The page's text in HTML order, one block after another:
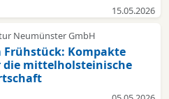
15.05.2026
Neumünster GmbH
Frühstück: Kompakte
mittelholsteinische